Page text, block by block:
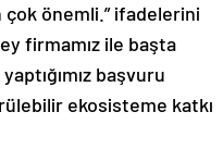
çok önemli.” ifadelerini
firmamız ile başta
başvuru
ekosisteme katkı